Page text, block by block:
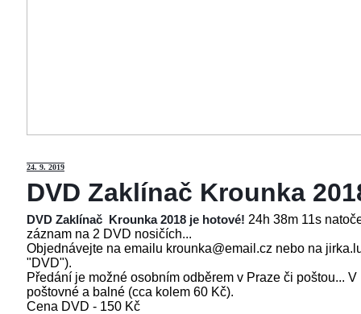
24. 9. 2019
DVD Zaklínač Krounka
DVD Zaklínač Krounka 2018 je hotové! 24h 38m 11s
záznam na 2 DVD nosičích...
Objednávejte na emailu krounka@email.cz nebo na
"DVD").
Předání je možné osobním odběrem v Praze či poštou...
poštovné a balné (cca kolem 60 Kč).
Cena DVD - 150 Kč